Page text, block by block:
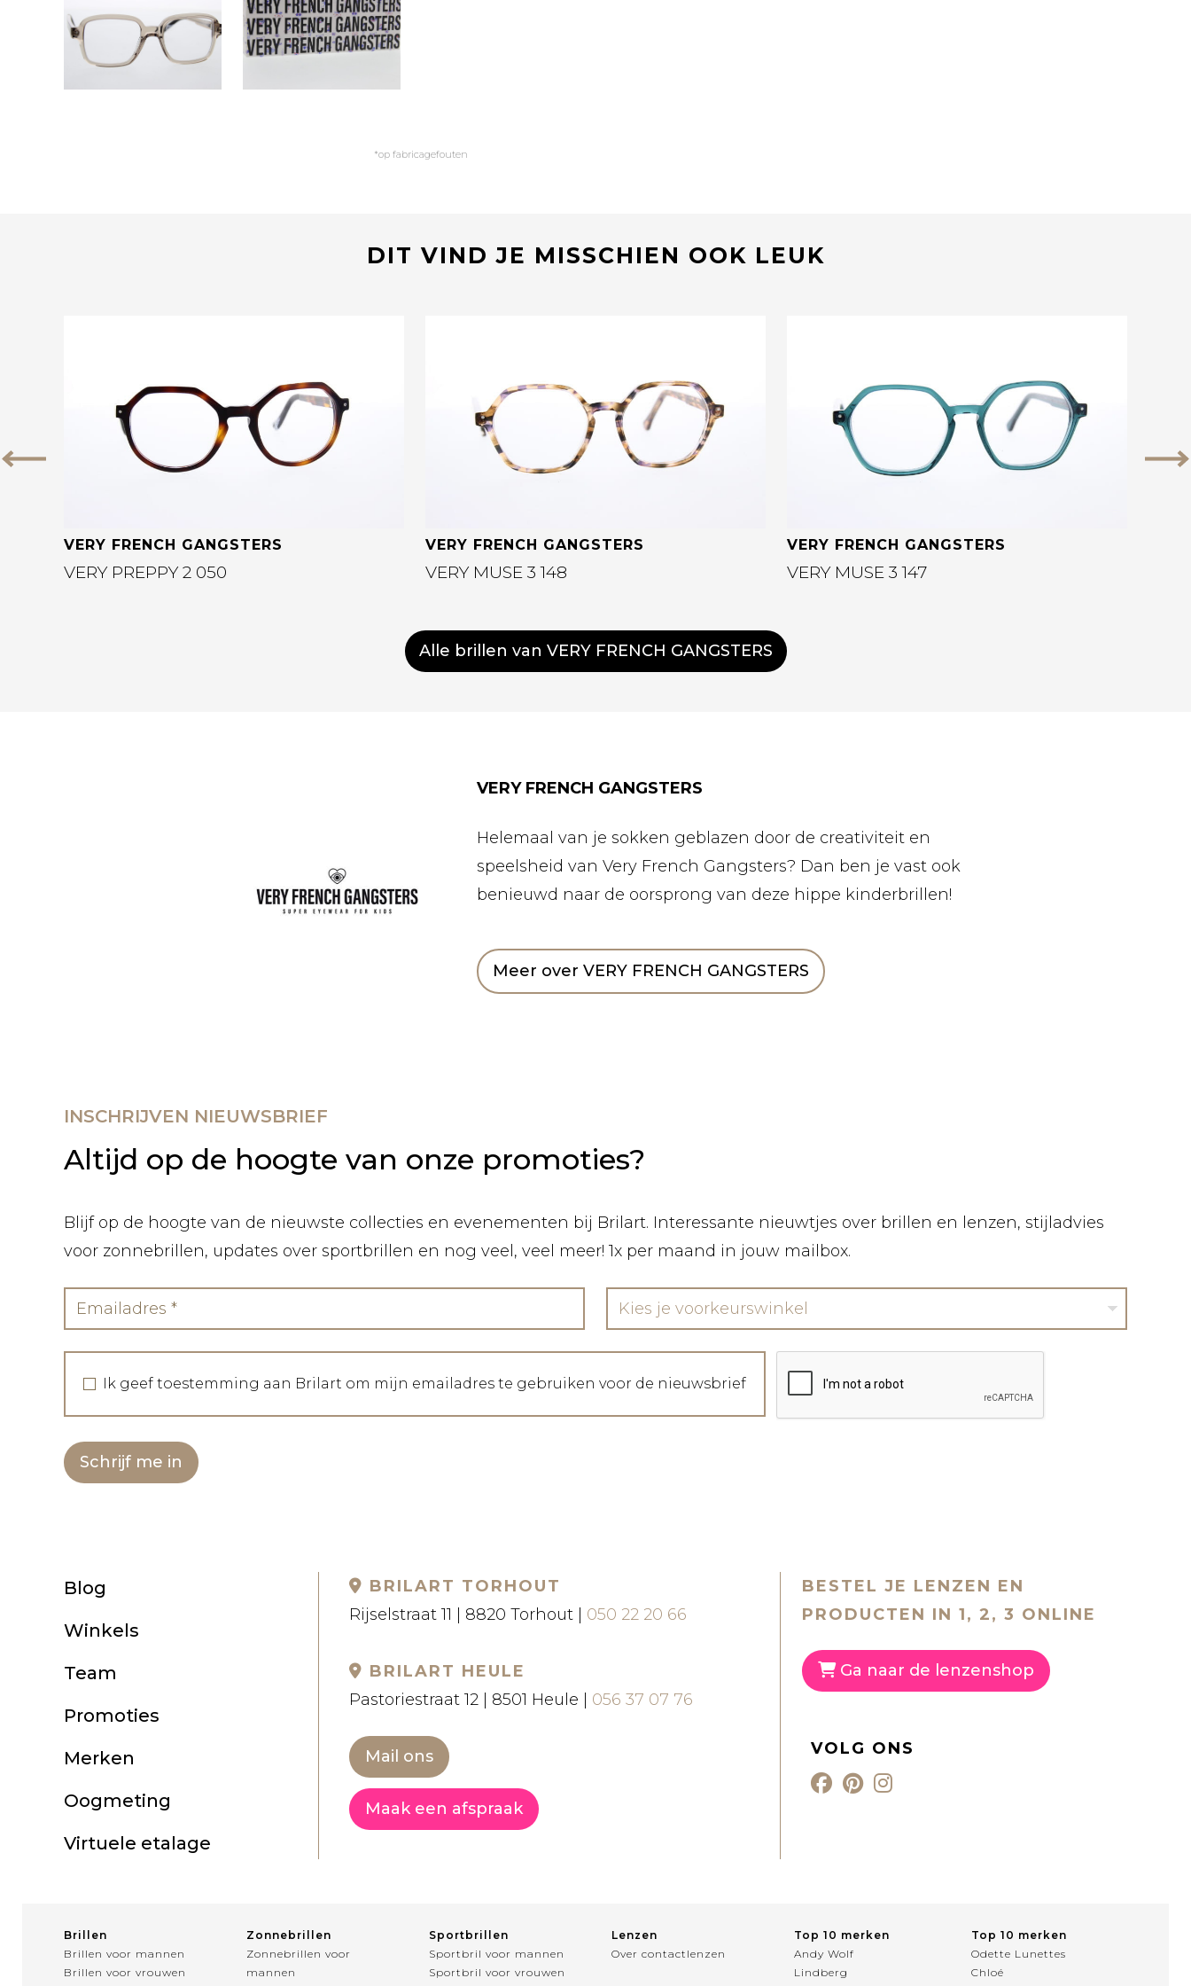
*op fabricagefouten
DIT VIND JE MISSCHIEN OOK LEUK
Vorige
VERY FRENCH GANGSTERS
VERY PREPPY 2 050
VERY FRENCH GANGSTERS
VERY MUSE 3 148
VERY FRENCH GANGSTERS
VERY MUSE 3 147
Alle brillen van VERY FRENCH GANGSTERS
VERY FRENCH GANGSTERS
Helemaal van je sokken geblazen door de creativiteit en
speelsheid van Very French Gangsters? Dan ben je vast ook
benieuwd naar de oorsprong van deze hippe kinderbrillen!
Meer over VERY FRENCH GANGSTERS
INSCHRIJVEN NIEUWSBRIEF
Altijd op de hoogte van onze promoties?
Blijf op de hoogte van de nieuwste collecties en evenementen bij Brilart. Interessante nieuwtjes over brillen en lenzen, stijladvies
voor zonnebrillen, updates over sportbrillen en nog veel, veel meer! 1x per maand in jouw mailbox.
Kies je voorkeurswinkel
Ik geef toestemming aan Brilart om mijn emailadres te gebruiken voor de nieuwsbrief
Schrijf me in
Blog
Winkels
Team
Promoties
Merken
Oogmeting
Virtuele etalage
BRILART TORHOUT
Rijselstraat 11 | 8820 Torhout | 050 22 20 66
BRILART HEULE
Pastoriestraat 12 | 8501 Heule | 056 37 07 76
Mail ons
Maak een afspraak
BESTEL JE LENZEN EN
PRODUCTEN IN 1, 2, 3 ONLINE
Ga naar de lenzenshop
VOLG ONS
Brillen
Brillen voor mannen
Brillen voor vrouwen
Zonnebrillen
Zonnebrillen voor
mannen
Sportbrillen
Sportbril voor mannen
Sportbril voor vrouwen
Lenzen
Over contactlenzen
Top 10 merken
Andy Wolf
Lindberg
Top 10 merken
Odette Lunettes
Chloé